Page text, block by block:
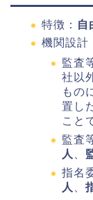
特徴： 自
機関設計
監査
社以
もの
置し
こと
監査
人
指名
人